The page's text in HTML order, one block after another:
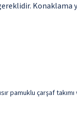
Konaklama
pamuklu çarşaf